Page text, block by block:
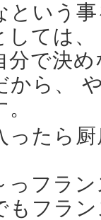
という
しては
分で決
から、
ったら
っフラ
もフラ